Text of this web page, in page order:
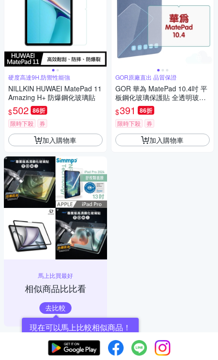
硬度高達9H,防禦性能強
NILLKIN HUWAEI MatePad 11
Amazing H+ 防爆鋼化玻璃貼
$502 86折
限時下殺 券
加入購物車
馬上比買最好
相似商品比比看
去比較
現在可以馬上比較相似商品！
GOR原廠直出 品質保證
GOR 華為 MatePad 10.4吋 平
板鋼化玻璃保護貼 全透明玻璃
保護貼
$391 86折
限時下殺 券
加入購物車